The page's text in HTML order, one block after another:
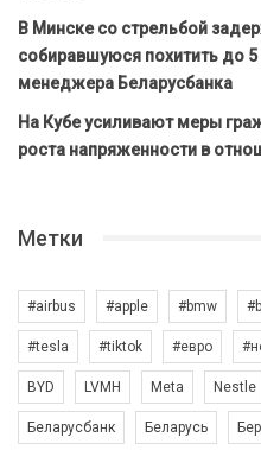
В Минске со стрельбой
собиравшуюся похитить до
менеджера Беларусбанка
На Кубе усиливают меры
роста напряженности в
Метки
#airbus #apple #bmw
#tesla #tiktok #евро
BYD LVMH Meta Nestle
Беларусбанк Беларусь